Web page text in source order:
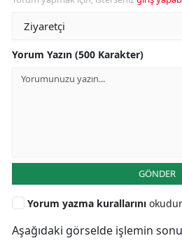
Yorum Yazın (500 Karakter)
GÖNDER
Yorum yazma kurallarını
Aşağıdaki görselde işlemin